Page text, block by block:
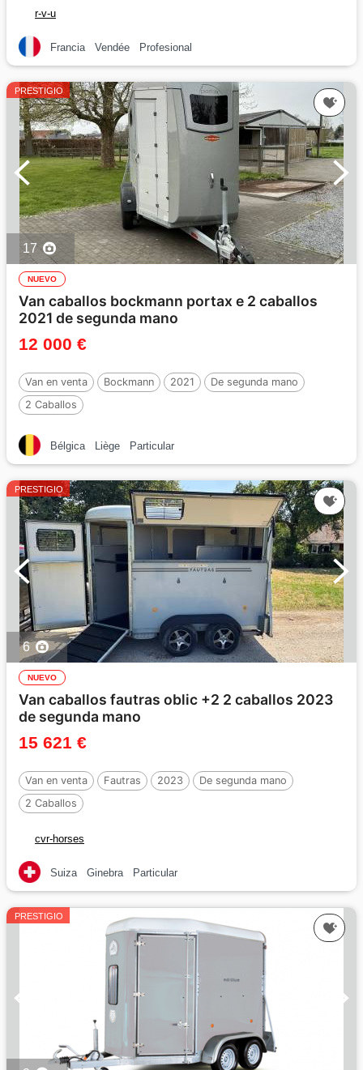
r-v-u
Francia Vendée Profesional
PRESTIGIO
17
NUEVO
Van caballos bockmann portax e 2 caballos
2021 de segunda mano
12 000 €
Van en venta Bockmann 2021
De segunda mano
2 Caballos
Bélgica Liège Particular
PRESTIGIO
6
NUEVO
Van caballos fautras oblic +2 2 caballos 2023
de segunda mano
15 621 €
Van en venta Fautras 2023
De segunda mano
2 Caballos
cvr-horses
Suiza Ginebra Particular
PRESTIGIO